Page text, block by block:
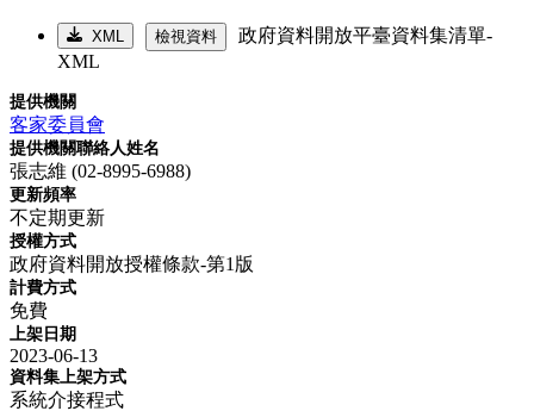
XML 檢視資料
政府資料開放平臺資料集清單-
XML
提供機關
客家委員會
提供機關聯絡人姓名
張志維 (02-8995-6988)
更新頻率
不定期更新
授權方式
政府資料開放授權條款-第1版
計費方式
免費
上架日期
2023-06-13
資料集上架方式
系統介接程式